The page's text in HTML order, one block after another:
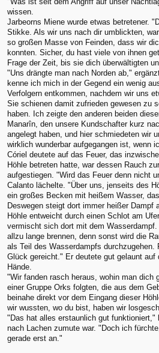
wissen.
Jarbeorns Miene wurde etwas betretener.
Stikke. Als wir uns nach dir umblickten,
so großen Masse von Feinden, dass wir
konnten. Sicher, du hast viele von ihnen
Frage der Zeit, bis sie dich überwältigten
"Uns drängte man nach Norden ab,"
kenne ich mich in der Gegend ein wenig
Verfolgern entkommen, nachdem wir uns
Sie schienen damit zufrieden gewesen zu
haben. Ich zeigte den anderen beiden
Manarîn, den unsere Kundschafter kurz
angelegt haben, und hier schmiedeten wir
wirklich wunderbar aufgegangen ist, wenn
Córiel deutete auf das Feuer, das
Höhle betreten hatte, war dessen Rauch
aufgestiegen. "Wird das Feuer denn nicht
Calanto lächelte. "Über uns, jenseits des
ein großes Becken mit heißem Wasser,
Deswegen steigt dort immer heißer Dampf
Höhle entweicht durch einen Schlot am
vermischt sich dort mit dem
allzu lange brennen, denn sonst wird die
als Teil des Wasserdampfs durchzugehen.
Glück gereicht." Er deutete gut gelaunt auf
Hände.
"Wir fanden rasch heraus, wohin man dich
einer Gruppe Orks folgten, die aus dem
beinahe direkt vor dem Eingang dieser
wir wussten, wo du bist, haben wir
"Das hat alles erstaunlich gut funktioniert,"
nach Lachen zumute war. "Doch ich
gerade erst an."